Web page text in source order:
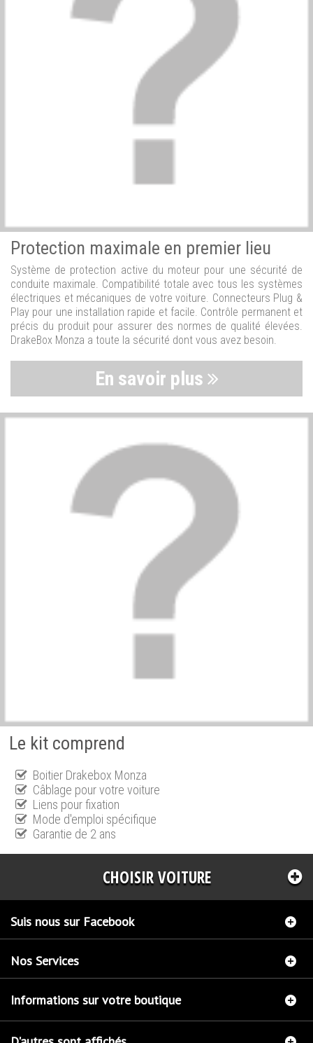
Protection maximale en premier lieu
Système de protection active du moteur pour une sécurité de
conduite maximale. Compatibilité totale avec tous les systèmes
électriques et mécaniques de votre voiture. Connecteurs Plug &
Play pour une installation rapide et facile. Contrôle permanent et
précis du produit pour assurer des normes de qualité élevées.
DrakeBox Monza a toute la sécurité dont vous avez besoin.
En savoir plus
Le kit comprend
Boitier Drakebox Monza
Câblage pour votre voiture
Liens pour fixation
Mode d'emploi spécifique
Garantie de 2 ans
CHOISIR VOITURE
Suis nous sur Facebook
Nos Services
Informations sur votre boutique